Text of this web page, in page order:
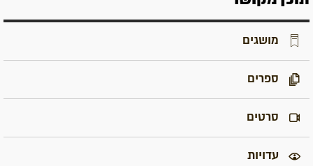
מושגים
ספרים
סרטים
עדויות